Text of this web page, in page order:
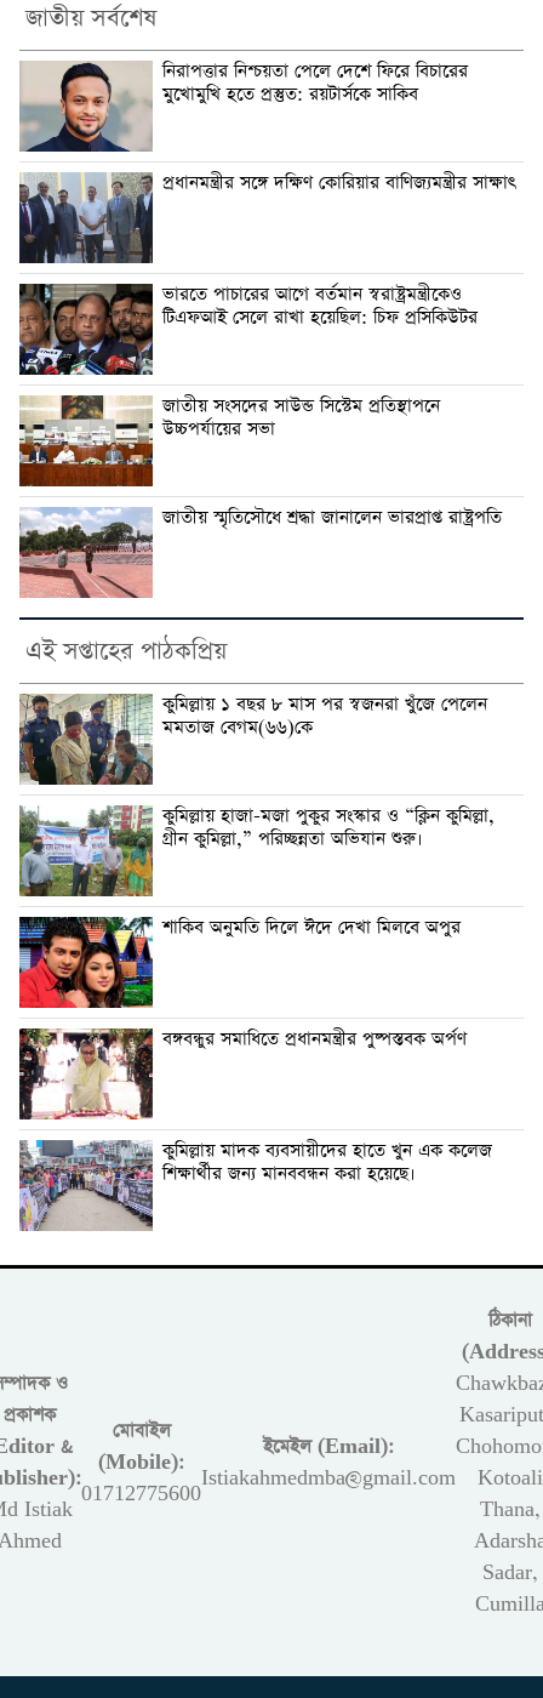
জাতীয় সর্বশেষ
নিরাপত্তার নিশ্চয়তা পেলে দেশে ফিরে বিচারের
মুখোমুখি হতে প্রস্তুত: রয়টার্সকে সাকিব
প্রধানমন্ত্রীর সঙ্গে দক্ষিণ কোরিয়ার বাণিজ্যমন্ত্রীর সাক্ষাৎ
ভারতে পাচারের আগে বর্তমান স্বরাষ্ট্রমন্ত্রীকেও
টিএফআই সেলে রাখা হয়েছিল: চিফ প্রসিকিউটর
জাতীয় সংসদের সাউন্ড সিস্টেম প্রতিস্থাপনে
উচ্চপর্যায়ের সভা
জাতীয় স্মৃতিসৌধে শ্রদ্ধা জানালেন ভারপ্রাপ্ত রাষ্ট্রপতি
এই সপ্তাহের পাঠকপ্রিয়
কুমিল্লায় ১ বছর ৮ মাস পর স্বজনরা খুঁজে পেলেন
মমতাজ বেগম(৬৬)কে
কুমিল্লায় হাজা-মজা পুকুর সংস্কার ও “ক্লিন কুমিল্লা,
গ্রীন কুমিল্লা,” পরিচ্ছন্নতা অভিযান শুরু।
শাকিব অনুমতি দিলে ঈদে দেখা মিলবে অপুর
বঙ্গবন্ধুর সমাধিতে প্রধানমন্ত্রীর পুষ্পস্তবক অর্পণ
কুমিল্লায় মাদক ব্যবসায়ীদের হাতে খুন এক কলেজ
শিক্ষার্থীর জন্য মানববন্ধন করা হয়েছে।
ও
প্রকাশক
&
Istiak
মোবাইল
(Mobile):
01712775600
ইমেইল (Email):
Istiakahmedmba@gmail.com
ঠিকানা
Kotoali
Thana,
Sadar,